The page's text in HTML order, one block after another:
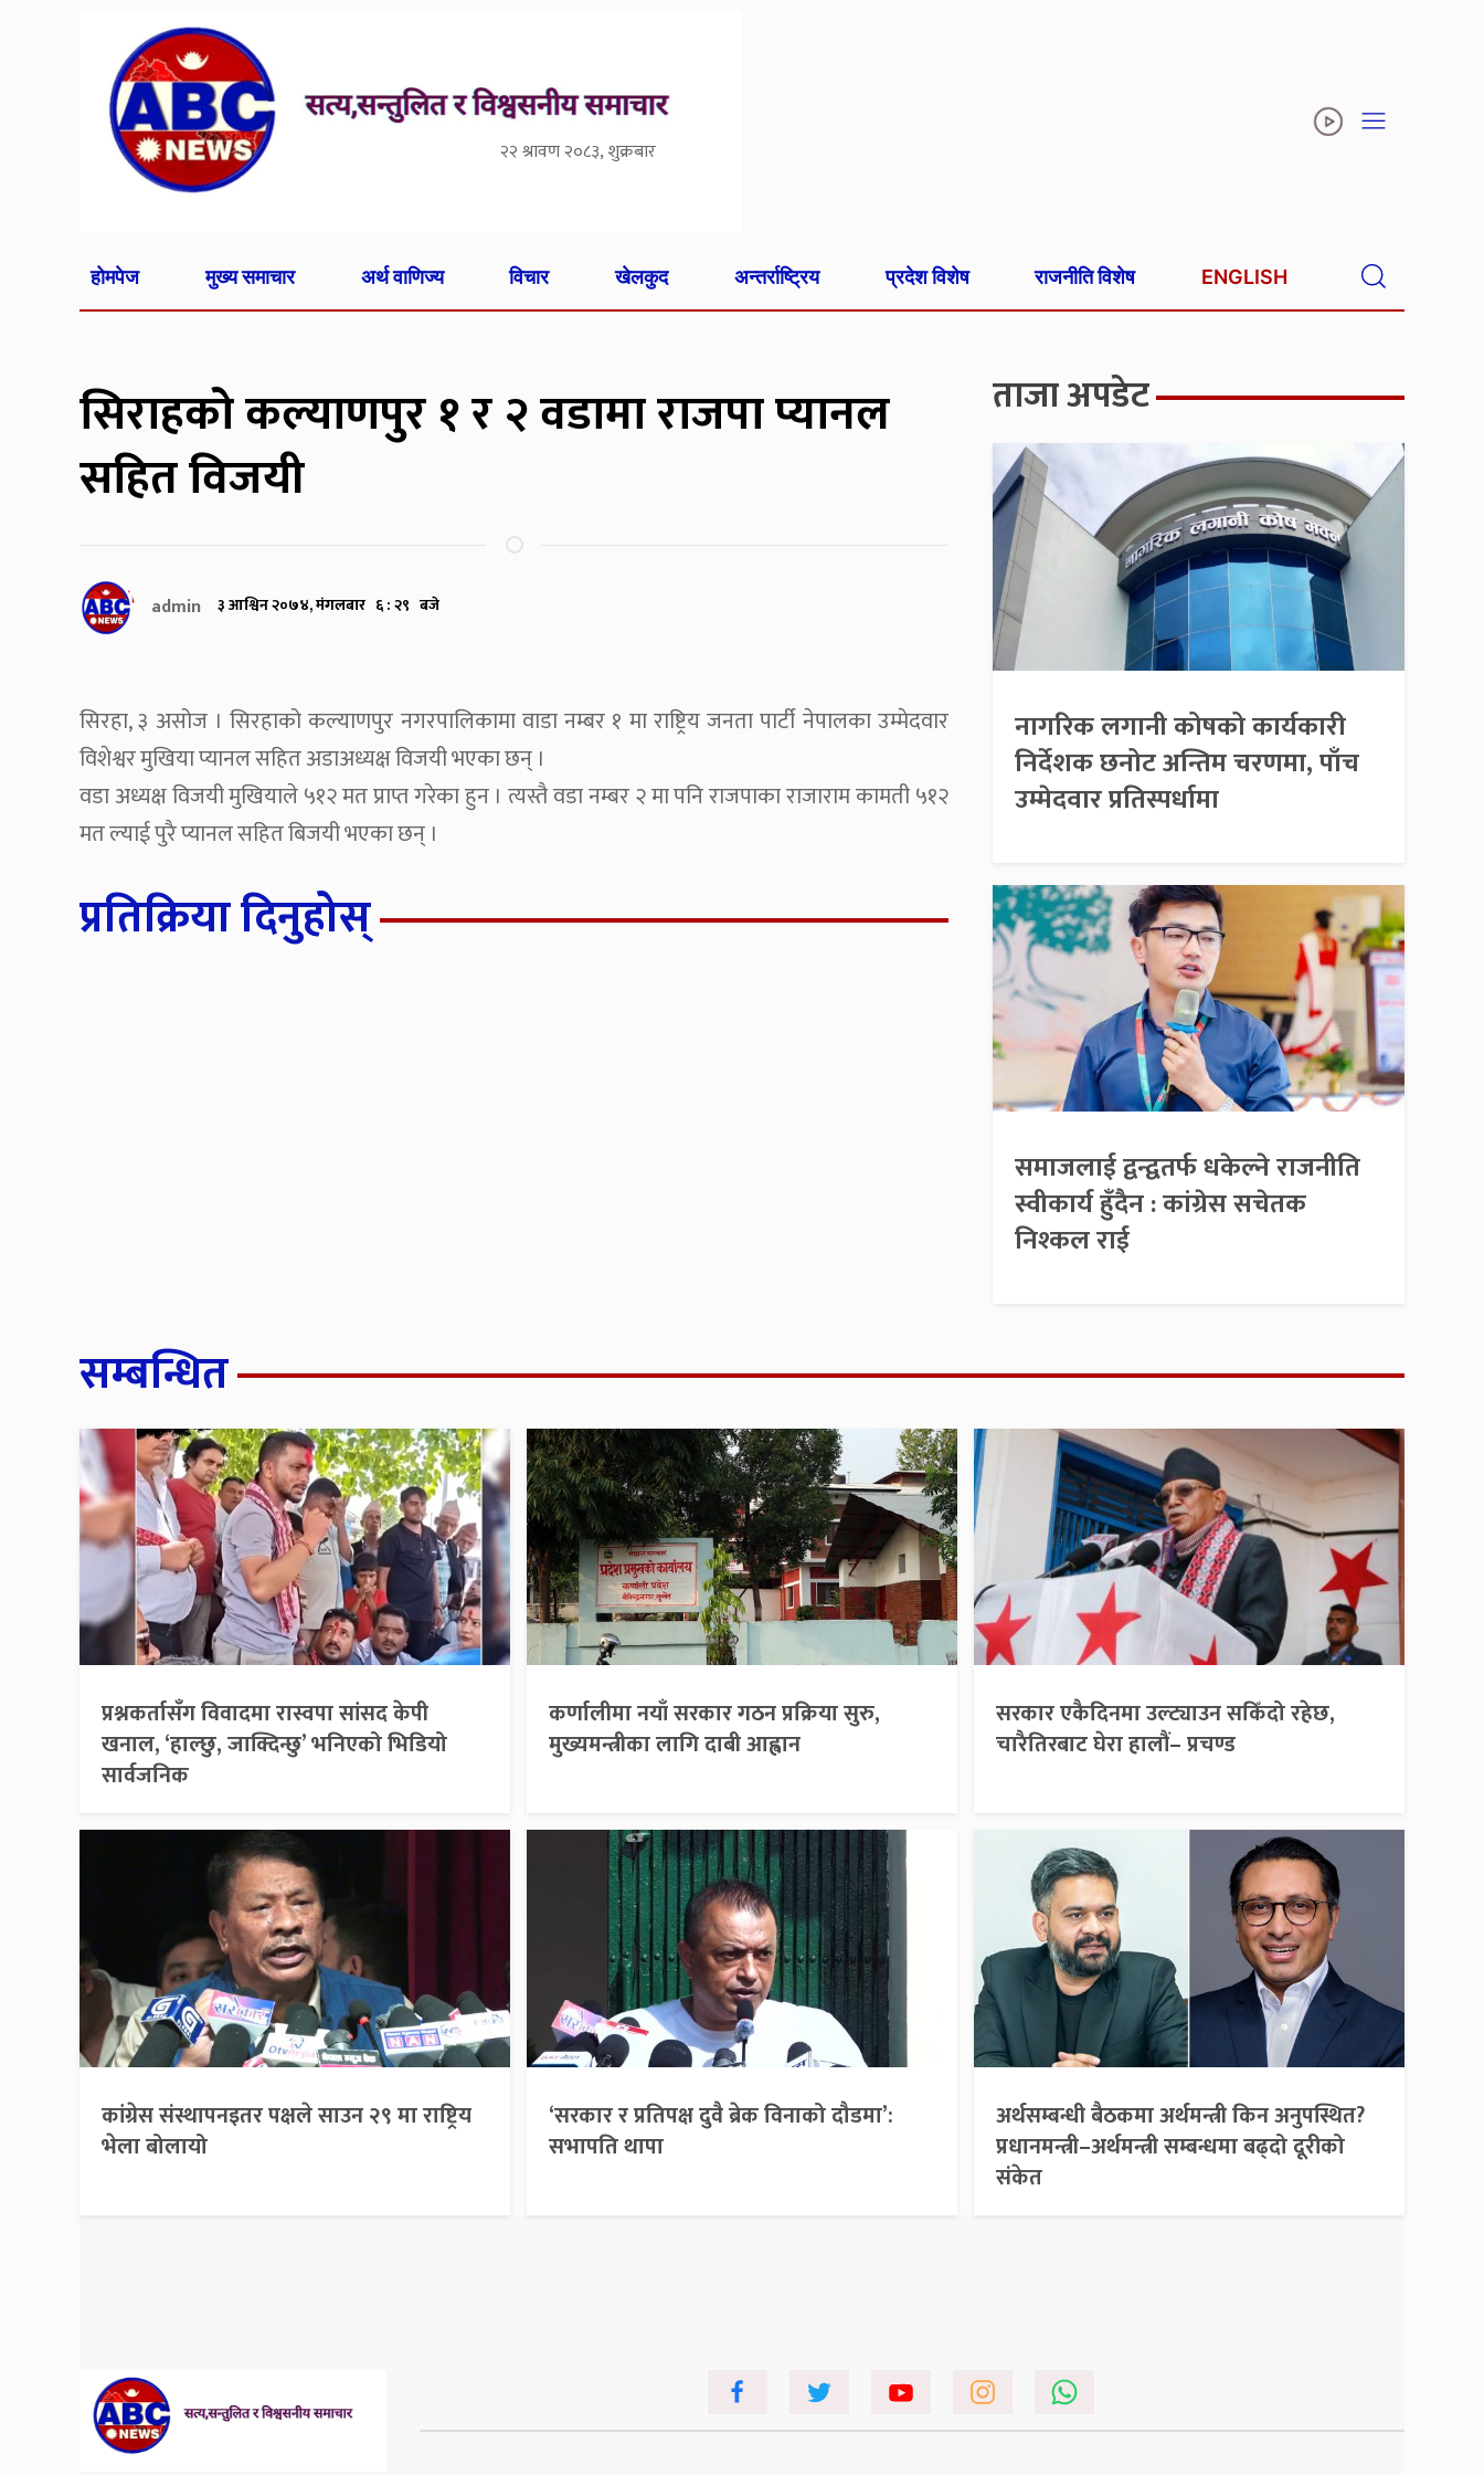
२२ श्रावण २०८३, शुक्रबार
होमपेज मुख्य समाचार अर्थ वाणिज्य विचार खेलकुद अन्तर्राष्ट्रिय प्रदेश विशेष राजनीति विशेष ENGLISH
सिराहको कल्याणपुर १ र २ वडामा राजपा प्यानल
सहित विजयी
admin ३ आश्विन २०७४, मंगलबार ६ : २९ बजे
सिरहा, ३ असोज । सिरहाको कल्याणपुर नगरपालिकामा वाडा नम्बर १ मा राष्ट्रिय जनता पार्टी नेपालका उम्मेदवार
विशेश्वर मुखिया प्यानल सहित अडाअध्यक्ष विजयी भएका छन् ।
वडा अध्यक्ष विजयी मुखियाले ५१२ मत प्राप्त गरेका हुन । त्यस्तै वडा नम्बर २ मा पनि राजपाका राजाराम कामती ५१२
मत ल्याई पुरै प्यानल सहित बिजयी भएका छन् ।
प्रतिक्रिया दिनुहोस्
ताजा अपडेट
नागरिक लगानी कोषको कार्यकारी
निर्देशक छनोट अन्तिम चरणमा, पाँच
उम्मेदवार प्रतिस्पर्धामा
समाजलाई द्वन्द्वतर्फ धकेल्ने राजनीति
स्वीकार्य हुँदैन : कांग्रेस सचेतक
निश्कल राई
सम्बन्धित
प्रश्नकर्तासँग विवादमा रास्वपा सांसद केपी
खनाल, ‘हाल्छु, जाक्दिन्छु’ भनिएको भिडियो
सार्वजनिक
कर्णालीमा नयाँ सरकार गठन प्रक्रिया सुरु,
मुख्यमन्त्रीका लागि दाबी आह्वान
सरकार एकैदिनमा उल्ट्याउन सकिँदो रहेछ,
चारैतिरबाट घेरा हालौं– प्रचण्ड
कांग्रेस संस्थापनइतर पक्षले साउन २९ मा राष्ट्रिय
भेला बोलायो
‘सरकार र प्रतिपक्ष दुवै ब्रेक विनाको दौडमा’:
सभापति थापा
अर्थसम्बन्धी बैठकमा अर्थमन्त्री किन अनुपस्थित?
प्रधानमन्त्री–अर्थमन्त्री सम्बन्धमा बढ्दो दूरीको
संकेत